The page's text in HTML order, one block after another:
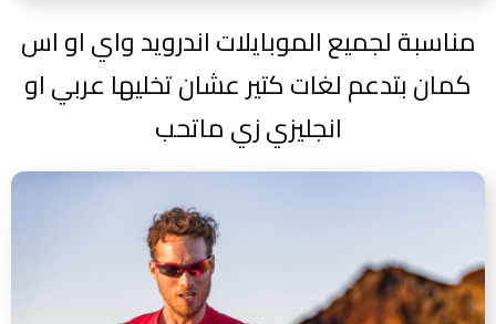
مناسبة لجميع الموبايلات اندرويد واي او اس
كمان بتدعم لغات كتير عشان تخليها عربي او
انجليزي زي ماتحب